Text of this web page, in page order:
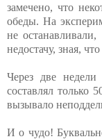
замечено, что
обеды. На
не
недостачу, зная,
Через две недели
составлял только
вызывало
И о чудо!